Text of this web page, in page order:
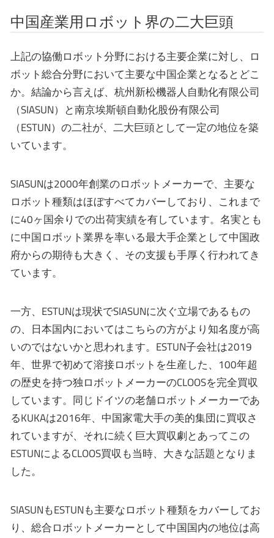
中国産業用ロボット界の二大巨頭
上記の協働ロボット分野における主要企業に対し、ロ
ボット総合分野において主要な中国企業となるとどこ
か。結論から言えば、杭州新松機器人自動化有限公司
（SIASUN）と南京埃斯頓自動化股份有限公司
（ESTUN）の二社が、二大巨頭として一定の地位を築
いています。
SIASUNは2000年創業のロボットメーカーで、主要な
ロボット種類はほぼすべてカバーしており、これまで
に40ヶ国余りでの出荷実績を有しています。名実とも
に中国ロボット業界を率いる最大手企業として中国政
府からの期待も大きく、その支援も手厚く行われてき
ています。
一方、ESTUNは現状でSIASUNに次ぐ立場であるもの
の、日本国内においてはこちらの方がより知名度が高
いのではないかと思われます。ESTUN子会社は2019
年、世界で初めて溶接ロボットを生産した、100年超
の歴史を持つ独ロボットメーカーのCLOOSを完全買収
しています。同じドイツの老舗ロボットメーカーであ
るKUKAは2016年、中国家電大手の美的集団に買収さ
れていますが、それに続く巨大買収劇とあってこの
ESTUNによるCLOOS買収も当時、大きな話題となりま
した。
SIASUNもESTUNも主要なロボット種類をカバーしてお
り、総合ロボットメーカーとして中国国内の地位は高